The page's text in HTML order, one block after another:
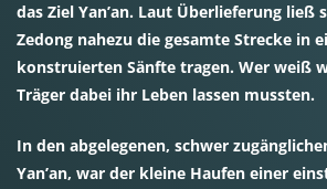
das Ziel Yan’an. Laut Überlieferung ließ
Zedong nahezu die gesamte Strecke in
konstruierten Sänfte tragen. Wer weiß
Träger dabei ihr Leben lassen mussten.
In den abgelegenen, schwer
Yan’an, war der kleine Haufen einer